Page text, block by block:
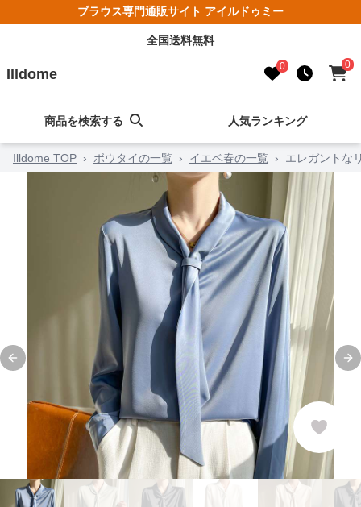
ブラウス専門通販サイト アイルドゥミー
全国送料無料
Illdome 0 0
商品を検索する 人気ランキング
Illdome TOP › ボウタイの一覧 › イエベ春の一覧 › エレガントな
Previous slide